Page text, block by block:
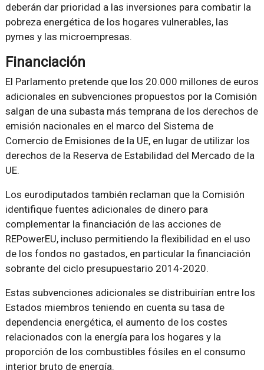
deberán dar prioridad a las inversiones para combatir la
pobreza energética de los hogares vulnerables, las
pymes y las microempresas.
Financiación
El Parlamento pretende que los 20.000 millones de euros
adicionales en subvenciones propuestos por la Comisión
salgan de una subasta más temprana de los derechos de
emisión nacionales en el marco del Sistema de
Comercio de Emisiones de la UE, en lugar de utilizar los
derechos de la Reserva de Estabilidad del Mercado de la
UE.
Los eurodiputados también reclaman que la Comisión
identifique fuentes adicionales de dinero para
complementar la financiación de las acciones de
REPowerEU, incluso permitiendo la flexibilidad en el uso
de los fondos no gastados, en particular la financiación
sobrante del ciclo presupuestario 2014-2020.
Estas subvenciones adicionales se distribuirían entre los
Estados miembros teniendo en cuenta su tasa de
dependencia energética, el aumento de los costes
relacionados con la energía para los hogares y la
proporción de los combustibles fósiles en el consumo
interior bruto de energía.